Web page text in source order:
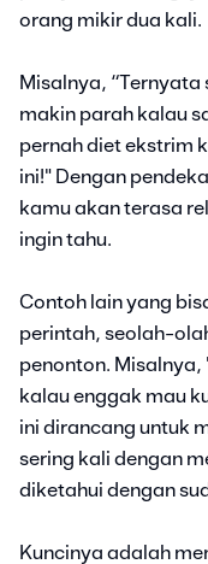
orang mikir dua kali.
Misalnya,
makin parah kalau
pernah diet ekstrim
ini!" Dengan
kamu akan terasa
ingin tahu.
Contoh lain yang
perintah, seolah-
penonton.
kalau enggak mau
ini dirancang untuk
sering kali dengan
diketahui dengan
Kuncinya adalah